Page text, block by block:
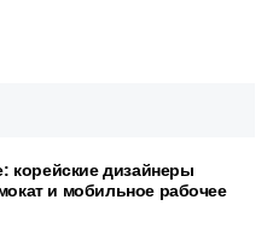
корейские дизайнеры
и мобильное рабочее